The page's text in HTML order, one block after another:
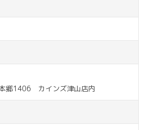
郷1406 カインズ津山店内